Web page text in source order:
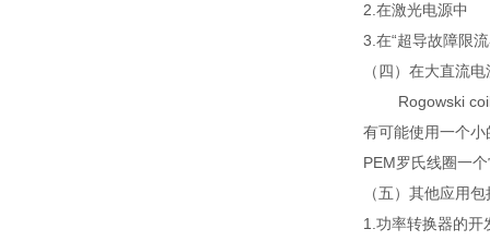
2.在激光电源中
3.在“超导故障限
（四）在大直流
Rogowski coil电
有可能使用一个
PEM罗氏线圈一
（五）其他应用
1.功率转换器的开